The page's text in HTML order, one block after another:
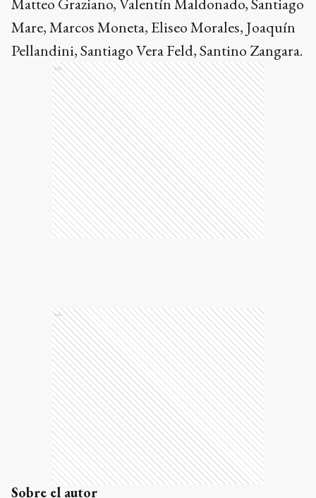
Mare, Marcos Moneta, Eliseo Morales, Joaquín
Pellandini, Santiago Vera Feld, Santino Zangara.
Ads
Ads
Sobre el autor